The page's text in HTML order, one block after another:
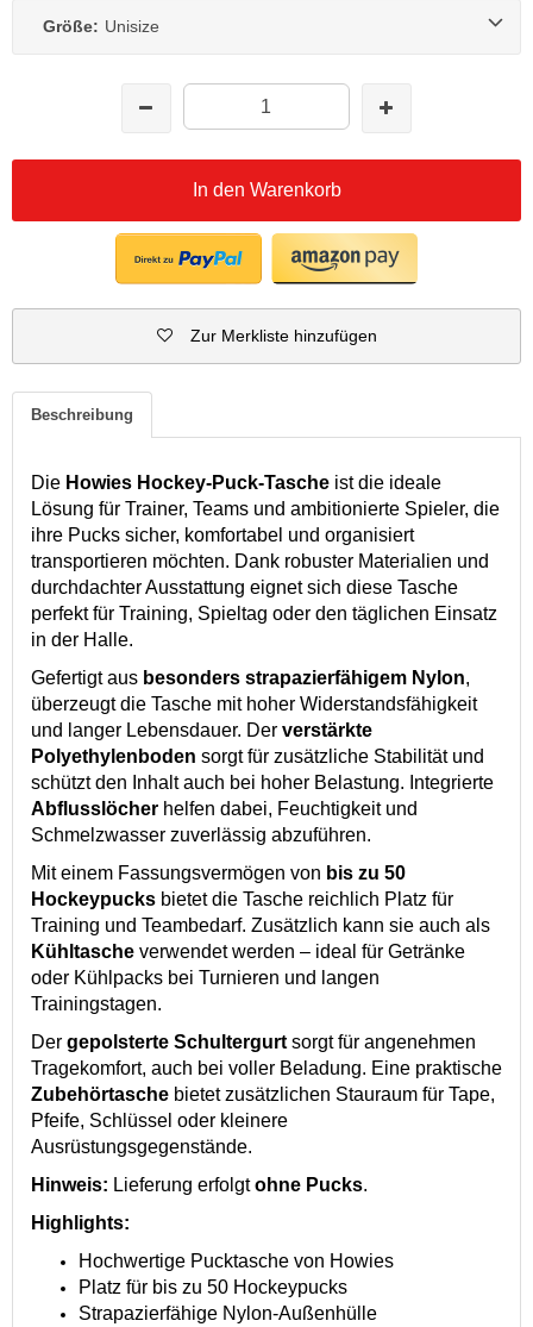
Größe: Unisize
In den Warenkorb
Zur Merkliste hinzufügen
Beschreibung
Die Howies Hockey-Puck-Tasche ist die ideale
Lösung für Trainer, Teams und ambitionierte Spieler, die
ihre Pucks sicher, komfortabel und organisiert
transportieren möchten. Dank robuster Materialien und
durchdachter Ausstattung eignet sich diese Tasche
perfekt für Training, Spieltag oder den täglichen Einsatz
in der Halle.
Gefertigt aus besonders strapazierfähigem Nylon,
überzeugt die Tasche mit hoher Widerstandsfähigkeit
und langer Lebensdauer. Der verstärkte
Polyethylenboden sorgt für zusätzliche Stabilität und
schützt den Inhalt auch bei hoher Belastung. Integrierte
Abflusslöcher helfen dabei, Feuchtigkeit und
Schmelzwasser zuverlässig abzuführen.
Mit einem Fassungsvermögen von bis zu 50
Hockeypucks bietet die Tasche reichlich Platz für
Training und Teambedarf. Zusätzlich kann sie auch als
Kühltasche verwendet werden – ideal für Getränke
oder Kühlpacks bei Turnieren und langen
Trainingstagen.
Der gepolsterte Schultergurt sorgt für angenehmen
Tragekomfort, auch bei voller Beladung. Eine praktische
Zubehörtasche bietet zusätzlichen Stauraum für Tape,
Pfeife, Schlüssel oder kleinere
Ausrüstungsgegenstände.
Hinweis: Lieferung erfolgtohne Pucks.
Highlights:
Hochwertige Pucktasche von Howies
Platz für bis zu 50 Hockeypucks
Strapazierfähige Nylon-Außenhülle